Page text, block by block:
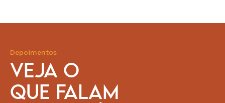
Depoimentos
VEJA O
QUE FALAM